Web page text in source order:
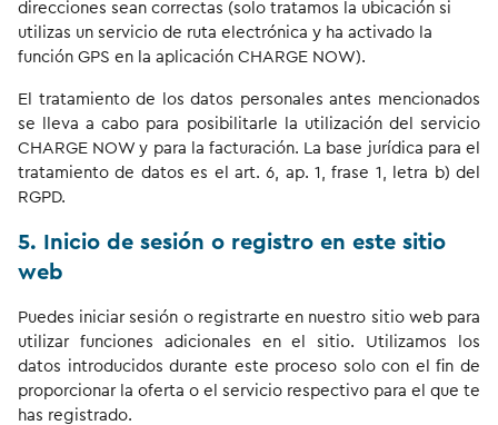
direcciones sean correctas (solo tratamos la ubicación si
utilizas un servicio de ruta electrónica y ha activado la
función GPS en la aplicación CHARGE NOW).
El tratamiento de los datos personales antes mencionados
se lleva a cabo para posibilitarle la utilización del servicio
CHARGE NOW y para la facturación. La base jurídica para el
tratamiento de datos es el art. 6, ap. 1, frase 1, letra b) del
RGPD.
5. Inicio de sesión o registro en este sitio
web
Puedes iniciar sesión o registrarte en nuestro sitio web para
utilizar funciones adicionales en el sitio. Utilizamos los
datos introducidos durante este proceso solo con el fin de
proporcionar la oferta o el servicio respectivo para el que te
has registrado.